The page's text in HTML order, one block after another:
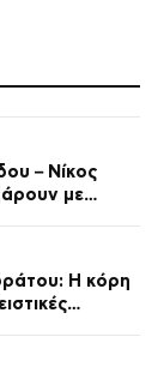
– Νίκος
με
Η κόρη